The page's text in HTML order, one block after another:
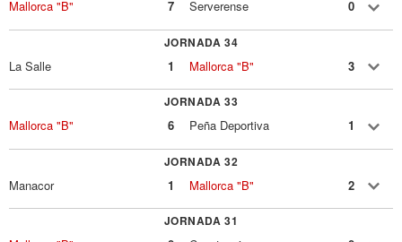
Mallorca "B" 7 Serverense 0
JORNADA 34
La Salle 1 Mallorca "B" 3
JORNADA 33
Mallorca "B" 6 Peña Deportiva 1
JORNADA 32
Manacor 1 Mallorca "B" 2
JORNADA 31